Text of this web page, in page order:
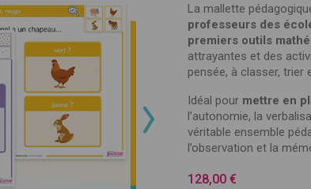
La mallette
professeurs des
premiers outils
attrayantes et des
pensée, à classer, trier
Idéal pour mettre en
l’autonomie, la
véritable ensemble
l’observation et la
128,00 €